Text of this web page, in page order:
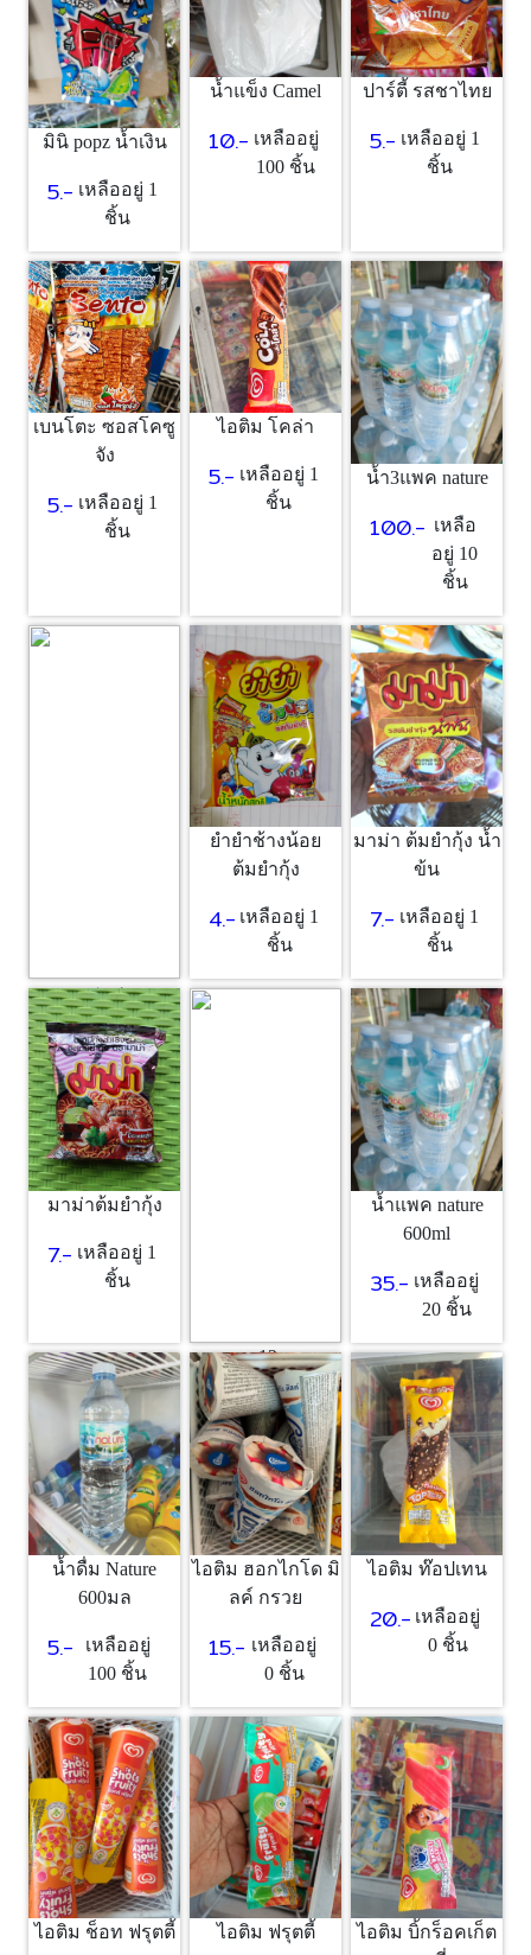
มินิ popz น้ำเงิน
5.- เหลืออยู่ 1
ชิ้น
น้ำแข็ง Camel
10.- เหลืออยู่
100 ชิ้น
ปาร์ตี้ รสชาไทย
5.- เหลืออยู่ 1
ชิ้น
เบนโตะ ซอสโคซู
จัง
5.- เหลืออยู่ 1
ชิ้น
ไอติม โคล่า
5.- เหลืออยู่ 1
ชิ้น
น้ำ3แพค nature
100.- เหลือ
อยู่ 10
ชิ้น
ซอส
25.- เหลืออยู่
1 ชิ้น
ยำยำช้างน้อย
ต้มยำกุ้ง
4.- เหลืออยู่ 1
ชิ้น
มาม่า ต้มยำกุ้ง น้ำ
ข้น
7.- เหลืออยู่ 1
ชิ้น
มาม่าต้มยำกุ้ง
7.- เหลืออยู่ 1
ชิ้น
ขนม12บาท
12.- เหลืออยู่
10 ชิ้น
น้ำแพค nature
600ml
35.- เหลืออยู่
20 ชิ้น
น้ำดื่ม Nature
600มล
5.-
เหลืออยู่
100 ชิ้น
ไอติม ฮอกไกโด มิ
ลค์ กรวย
15.- เหลืออยู่
0 ชิ้น
ไอติม ท๊อปเทน
20.- เหลืออยู่
0 ชิ้น
ไอติม ช็อท ฟรุตตี้ ไอติม ฟรุตตี้
ไอติม บิ้กร็อคเก็ต